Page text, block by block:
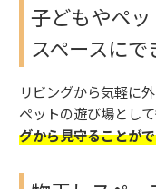
子どもやペ
スペースにで
リビングから気軽に
ペットの遊び場として
グから見守ることが